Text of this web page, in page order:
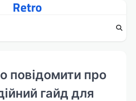
Retro
повідомити про
гайд для